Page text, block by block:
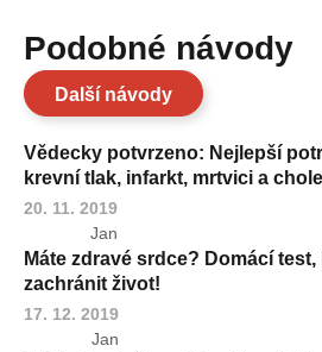
Podobné návody
Další návody
Vědecky potvrzeno: Nejlepší
krevní tlak, infarkt, mrtvici a
20. 11. 2019
Jan
Máte zdravé srdce? Domácí
zachránit život!
17. 12. 2019
Jan